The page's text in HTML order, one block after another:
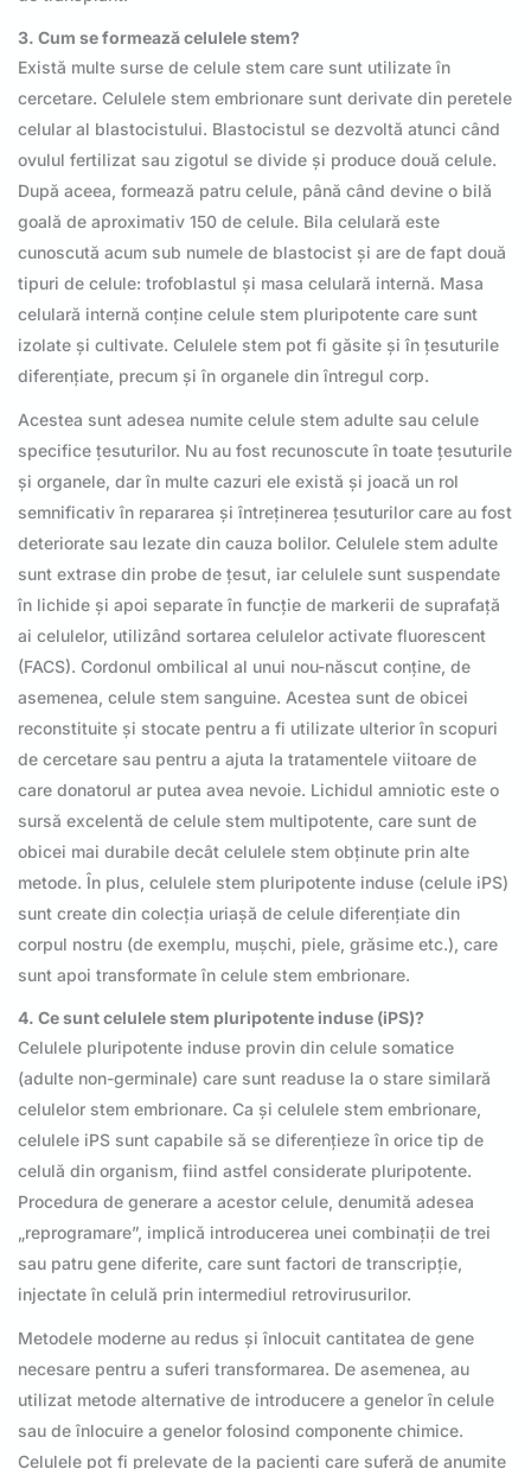
3. Cum se formează celulele stem?
Există multe surse de celule stem care sunt utilizate în
cercetare. Celulele stem embrionare sunt derivate din peretele
celular al blastocistului. Blastocistul se dezvoltă atunci când
ovulul fertilizat sau zigotul se divide și produce două celule.
După aceea, formează patru celule, până când devine o bilă
goală de aproximativ 150 de celule. Bila celulară este
cunoscută acum sub numele de blastocist și are de fapt două
tipuri de celule: trofoblastul și masa celulară internă. Masa
celulară internă conține celule stem pluripotente care sunt
izolate și cultivate. Celulele stem pot fi găsite și în țesuturile
diferențiate, precum și în organele din întregul corp.
Acestea sunt adesea numite celule stem adulte sau celule
specifice țesuturilor. Nu au fost recunoscute în toate țesuturile
și organele, dar în multe cazuri ele există și joacă un rol
semnificativ în repararea și întreținerea țesuturilor care au fost
deteriorate sau lezate din cauza bolilor. Celulele stem adulte
sunt extrase din probe de țesut, iar celulele sunt suspendate
în lichide și apoi separate în funcție de markerii de suprafață
ai celulelor, utilizând sortarea celulelor activate fluorescent
(FACS). Cordonul ombilical al unui nou-născut conține, de
asemenea, celule stem sanguine. Acestea sunt de obicei
reconstituite și stocate pentru a fi utilizate ulterior în scopuri
de cercetare sau pentru a ajuta la tratamentele viitoare de
care donatorul ar putea avea nevoie. Lichidul amniotic este o
sursă excelentă de celule stem multipotente, care sunt de
obicei mai durabile decât celulele stem obținute prin alte
metode. În plus, celulele stem pluripotente induse (celule iPS)
sunt create din colecția uriașă de celule diferențiate din
corpul nostru (de exemplu, mușchi, piele, grăsime etc.), care
sunt apoi transformate în celule stem embrionare.
4. Ce sunt celulele stem pluripotente induse (iPS)?
Celulele pluripotente induse provin din celule somatice
(adulte non-germinale) care sunt readuse la o stare similară
celulelor stem embrionare. Ca și celulele stem embrionare,
celulele iPS sunt capabile să se diferențieze în orice tip de
celulă din organism, fiind astfel considerate pluripotente.
Procedura de generare a acestor celule, denumită adesea
„reprogramare”, implică introducerea unei combinații de trei
sau patru gene diferite, care sunt factori de transcripție,
injectate în celulă prin intermediul retrovirusurilor.
Metodele moderne au redus și înlocuit cantitatea de gene
necesare pentru a suferi transformarea. De asemenea, au
utilizat metode alternative de introducere a genelor în celule
sau de înlocuire a genelor folosind componente chimice.
Celulele pot fi prelevate de la pacienți care suferă de anumite